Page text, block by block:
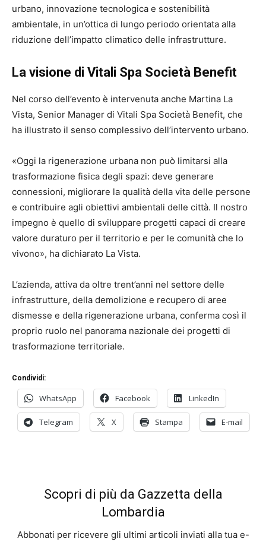
urbano, innovazione tecnologica e sostenibilità
ambientale, in un’ottica di lungo periodo orientata alla
riduzione dell’impatto climatico delle infrastrutture.
La visione di Vitali Spa Società Benefit
Nel corso dell’evento è intervenuta anche Martina La
Vista, Senior Manager di Vitali Spa Società Benefit, che
ha illustrato il senso complessivo dell’intervento urbano.
«Oggi la rigenerazione urbana non può limitarsi alla
trasformazione fisica degli spazi: deve generare
connessioni, migliorare la qualità della vita delle persone
e contribuire agli obiettivi ambientali delle città. Il nostro
impegno è quello di sviluppare progetti capaci di creare
valore duraturo per il territorio e per le comunità che lo
vivono», ha dichiarato La Vista.
L’azienda, attiva da oltre trent’anni nel settore delle
infrastrutture, della demolizione e recupero di aree
dismesse e della rigenerazione urbana, conferma così il
proprio ruolo nel panorama nazionale dei progetti di
trasformazione territoriale.
Condividi:
WhatsApp Facebook LinkedIn
Telegram X Stampa E-mail
Scopri di più da Gazzetta della
Lombardia
Abbonati per ricevere gli ultimi articoli inviati alla tua e-